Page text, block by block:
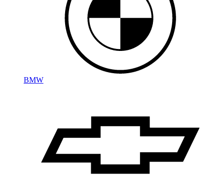
BMW